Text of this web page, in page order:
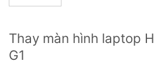
Thay màn hình laptop
G1